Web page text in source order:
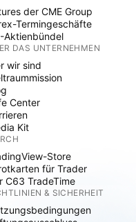
der CME Group
Termingeschäfte
Aktienbündel
DAS UNTERNEHMEN
wir sind
Center
Kit
Store
für Trader
C63 TradeTime
& SICHERHEIT